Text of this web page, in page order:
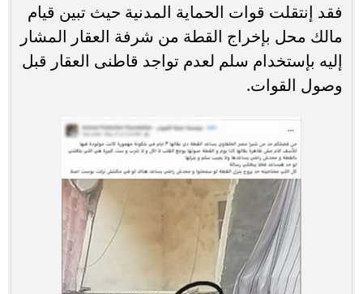
فقد إنتقلت قوات الحماية المدنية حيث تبين قيام
مالك محل بإخراج القطة من شرفة العقار المشار
إليه بإستخدام سلم لعدم تواجد قاطنى العقار قبل
وصول القوات.